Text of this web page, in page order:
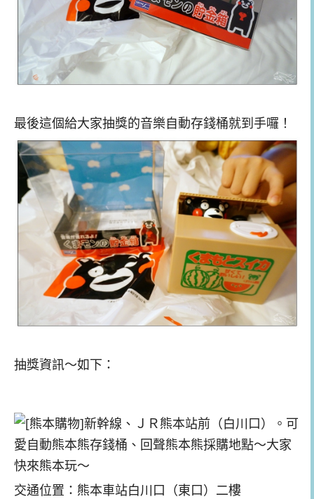
最後這個給大家抽獎的音樂自動存錢桶就到手囉！
抽獎資訊～如下：
交通位置：熊本車站白川口（東口）二樓